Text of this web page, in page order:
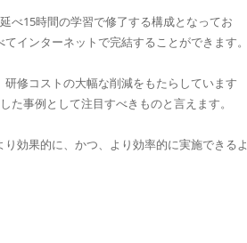
べ15時間の学習で修了する構成となってお
インターネットで完結することができます。
修コストの大幅な削減をもたらしています
事例として注目すべきものと言えます。
効果的に、かつ、より効率的に実施できるよ